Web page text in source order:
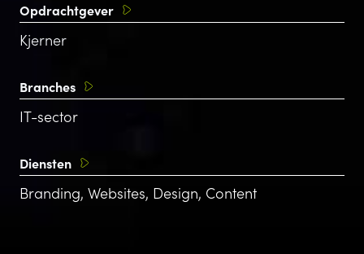
Opdrachtgever
Kjerner
Branches
IT-sector
Diensten
Branding, Websites, Design, Content